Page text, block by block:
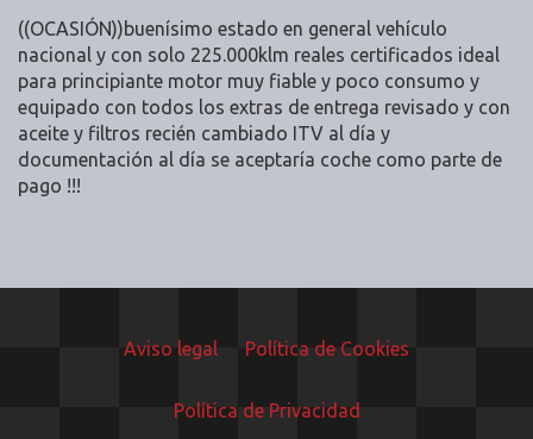
((OCASIÓN))buenísimo estado en general vehículo
nacional y con solo 225.000klm reales certificados ideal
para principiante motor muy fiable y poco consumo y
equipado con todos los extras de entrega revisado y con
aceite y filtros recién cambiado ITV al día y
documentación al día se aceptaría coche como parte de
pago !!!
Aviso legal Política de Cookies
Política de Privacidad